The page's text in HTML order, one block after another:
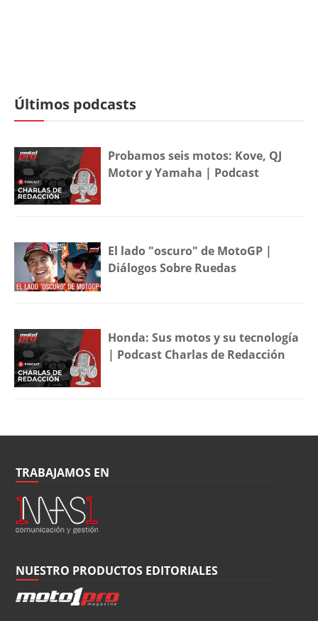
Últimos podcasts
Probamos seis motos: Kove, QJ
Motor y Yamaha | Podcast
El lado "oscuro" de MotoGP |
Diálogos Sobre Ruedas
Honda: Sus motos y su tecnología
| Podcast Charlas de Redacción
TRABAJAMOS EN
NUESTRO PRODUCTOS EDITORIALES